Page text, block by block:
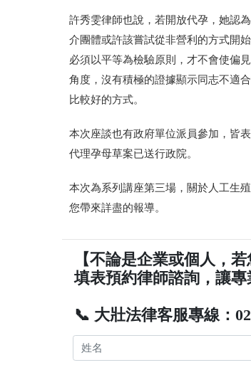
許秀雯律師也說，若開放代孕，她認
介團體或許該嘗試從非營利的方式開
必須以平等為檢驗原則，才不會使偏
角度，沒有積極的證據顯示同志不適
比較好的方式。
本次座談也有政府單位派員參加，皆
代理孕母草案已送行政院。
本次為系列講座第三場，關於人工生
您帶來詳盡的報導。
【不論是企業或個人，
填表預約律師諮詢，讓專
📞 大壯法律客服專線：